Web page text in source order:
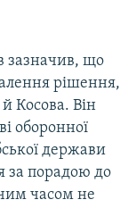
зазначив, що
рішення,
Косова. Він
оборонної
держави
за порадою до
часом не